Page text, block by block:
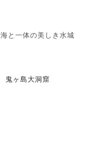
海と一体の美しき水城
鬼ヶ島大洞窟